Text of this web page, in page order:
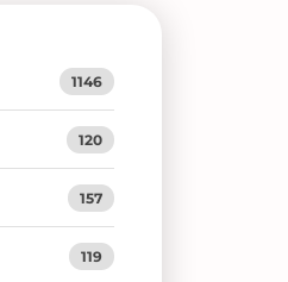
1146
120
157
119